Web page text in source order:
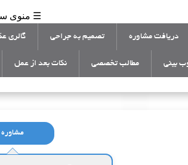
☰ منوی
دریافت مشاوره تصمیم به جراحی گالری
بینی مطالب تخصصی نکات بعد از عمل
مشاوره